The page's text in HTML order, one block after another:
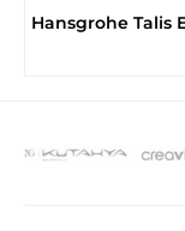
Hansgrohe Talis